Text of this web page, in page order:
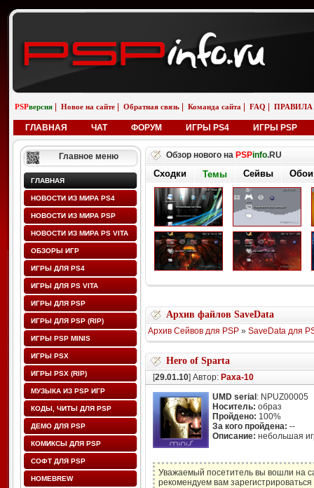
PSPверсия Новое на сайте Обратная связь Команда сайта FAQ ПРАВИЛА
ГЛАВНАЯ ЧАТ ФОРУМ ИГРЫ PS4 ИГРЫ PSP
Главное меню
ГЛАВНАЯ
НОВОСТИ ИЗ МИРА PS4
НОВОСТИ ИЗ МИРА PSP
НОВОСТИ ИЗ МИРА PS VITA
ОБЗОРЫ ИГР
ИГРЫ ДЛЯ PS4
ИГРЫ ДЛЯ PS VITA
ИГРЫ ДЛЯ PSP
ИГРЫ ДЛЯ PSP (RIP)
ИГРЫ PSP MINIS
ИГРЫ PSX
ИГРЫ PSX (RIP)
МУЗЫКА ИЗ PSP ИГР
КОДЫ, ЧИТЫ ДЛЯ PSP
ДЕМО ДЛЯ PSP
КОМИКСЫ ДЛЯ PSP
СОФТ ДЛЯ PSP
HOMEBREW
Обзор нового на PSPinfo.RU
Сходки Темы Сейвы Обои
Архив файлов SaveData
Архив Сейвов для PSP» SaveData для
Hero of Sparta
[29.01.10] Автор: Paxa-10
UMD serial : NPUZ00005
Носитель: образ
Пройдено: 100%
За кого пройдена: --
Описание: небольшая
Уважаемый посетитель вы вошли на
рекомендуем вам